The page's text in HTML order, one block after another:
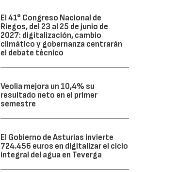
El 41° Congreso Nacional de
Riegos, del 23 al 25 de junio de
2027: digitalización, cambio
climático y gobernanza centrarán
el debate técnico
Veolia mejora un 10,4% su
resultado neto en el primer
semestre
El Gobierno de Asturias invierte
724.456 euros en digitalizar el ciclo
integral del agua en Teverga